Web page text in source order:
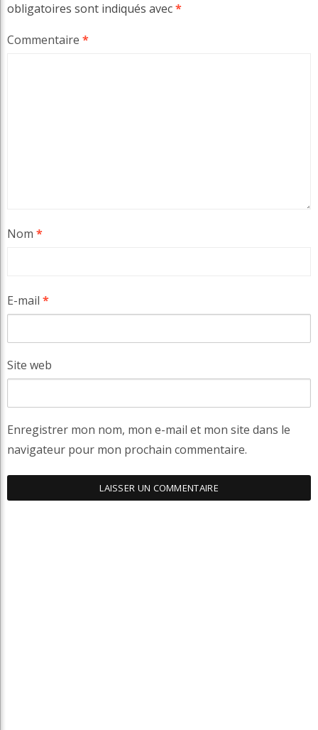
obligatoires sont indiqués avec*
Commentaire *
Nom *
E-mail *
Site web
Enregistrer mon nom, mon e-mail et mon site dans le
navigateur pour mon prochain commentaire.